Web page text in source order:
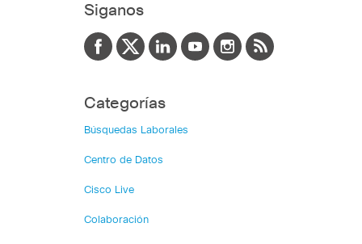
Siganos
Categorías
Búsquedas Laborales
Centro de Datos
Cisco Live
Colaboración